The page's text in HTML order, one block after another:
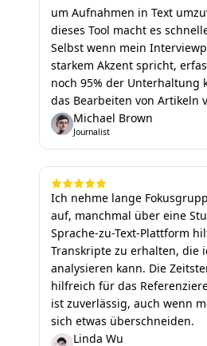
um Aufnahmen in Text
dieses Tool macht es
Selbst wenn mein
starkem Akzent spricht,
noch 95% der Unterhaltung
das Bearbeiten von Artikeln
Michael Brown
Journalist
Ich nehme lange
auf, manchmal über eine
Sprache-zu-Text-Plattform
Transkripte zu erhalten, die
analysieren kann. Die
hilfreich für das
ist zuverlässig, auch wenn
sich etwas überschneiden.
Linda Wu